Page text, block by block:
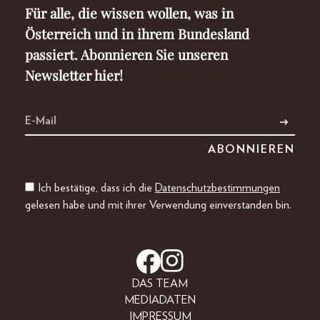
Für alle, die wissen wollen, was in
Österreich und in ihrem Bundesland
passiert. Abonnieren Sie unseren
Newsletter hier!
Ich bestätige, dass ich die Datenschutzbestimmungen
gelesen habe und mit ihrer Verwendung einverstanden bin.
DAS TEAM
MEDIADATEN
IMPRESSUM